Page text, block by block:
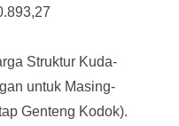
Struktur Kuda-
untuk Masing-
Genteng Kodok).